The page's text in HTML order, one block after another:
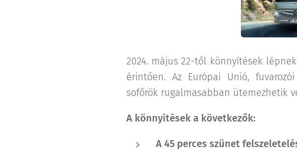
2024. május 22-től könnyítések
érintően. Az Európai Unió,
sofőrök rugalmasabban ütemezhetik
A könnyítések a következők:
A 45 perces szünet